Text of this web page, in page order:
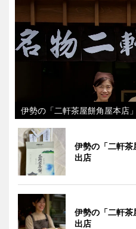
伊勢の「二軒茶屋餅角屋本店
伊勢の「二軒茶
出店
伊勢の「二軒茶
出店